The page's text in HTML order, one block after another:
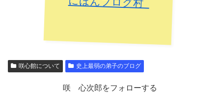
咲心館について 史上最弱の弟子のブログ
咲 心次郎をフォローする